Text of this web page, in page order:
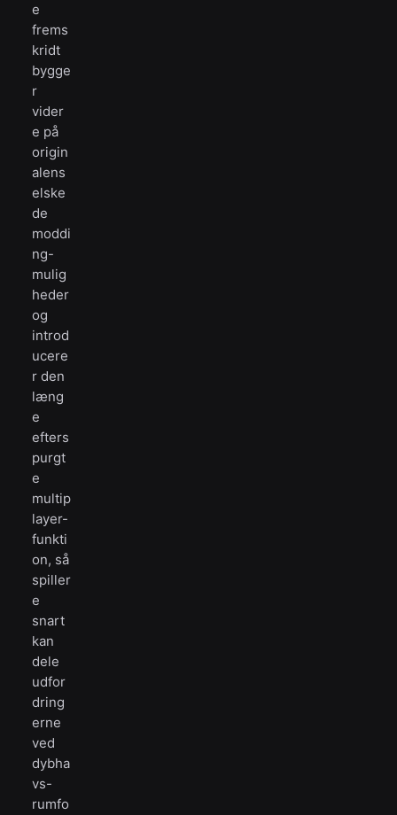
e
frems
kridt
bygge
r
vider
e på
origin
alens
elske
de
moddi
ng-
mulig
heder
og
introd
ucere
r den
læng
e
efters
purgt
e
multip
layer-
funkti
on, så
spiller
e
snart
kan
dele
udfor
dring
erne
ved
dybha
vs-
rumfo